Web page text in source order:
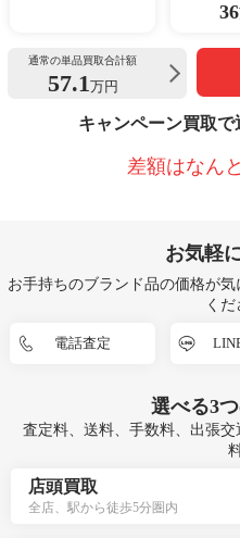
36
通常の単品買取合計額
57.1 万円
キャンペーン買取
差額はなんと
お気軽
お手持ちのブランド品の価格が
くだ
電話査定
選べる3つ
査定料、送料、手数料、出張
店頭買取
全店、駅から徒歩5分圏内